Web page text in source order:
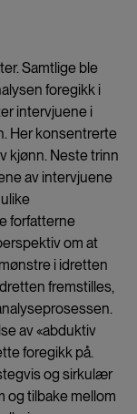
Samtlige ble
foregikk i
intervjuene i
Her konsentrerte
kjønn. Neste trinn
av intervjuene
forfatterne
om at
i idretten
fremstilles,
av «abduktiv
foregikk på.
og sirkulær
og tilbake mellom